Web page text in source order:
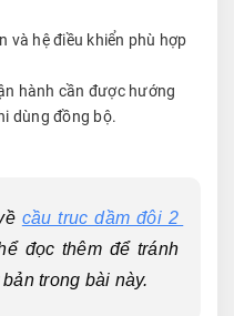
và hệ điều khiển phù hợp
hành cần được hướng
dùng đồng bộ.
cầu trục dầm đôi 2
đọc thêm để tránh
trong bài này.